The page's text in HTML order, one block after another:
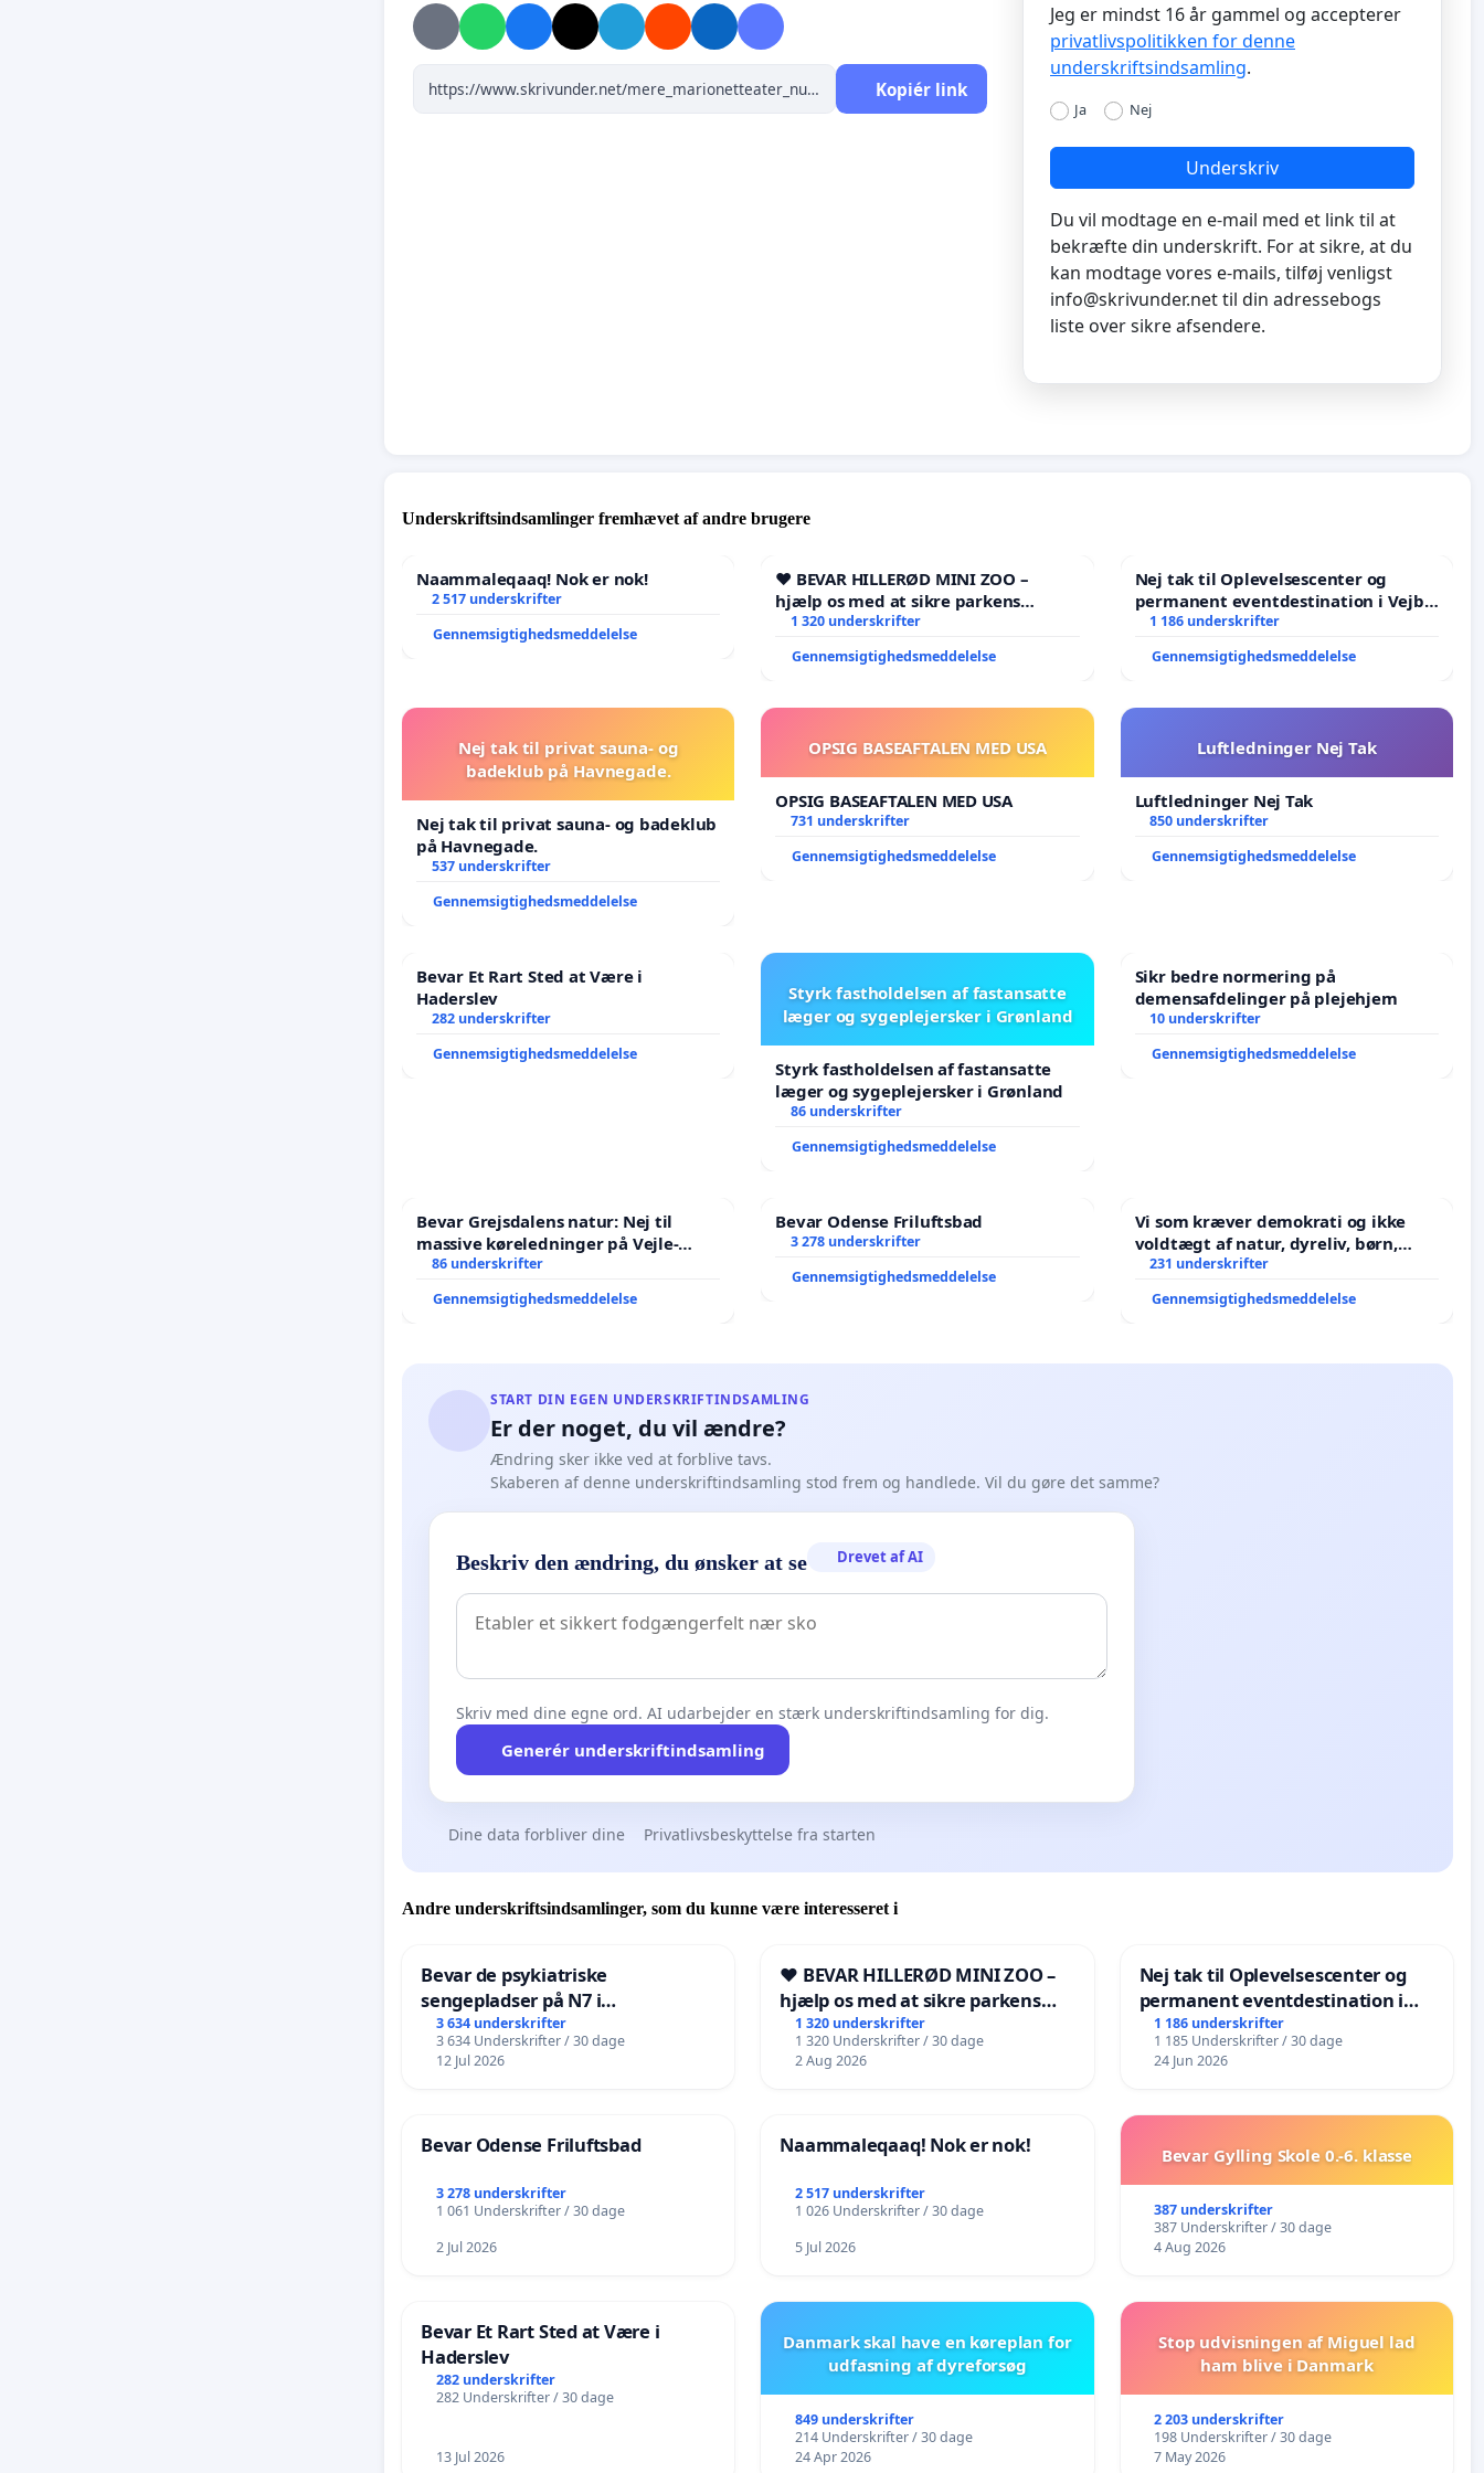
Skriv under her for mere Marionet Teater: Nu!
På forhånd tak for hjælpen.
Kopiér link
Jeg er mindst 16 år gammel og accepterer
privatlivspolitikken for denne
underskriftsindsamling.
Ja Nej
Underskriv
Du vil modtage en e-mail med et link til at
bekræfte din underskrift. For at sikre, at du
kan modtage vores e-mails, tilføj venligst
info@skrivunder.nettil din adressebogs
liste over sikre afsendere.
Underskriftsindsamlinger fremhævet af andre brugere
Naammaleqaaq! Nok er nok!
2 517 underskrifter
Gennemsigtighedsmeddelelse
❤️ BEVAR HILLERØD MINI ZOO –
hjælp os med at sikre parkens
fremtid ❤️
1 320 underskrifter
Gennemsigtighedsmeddelelse
Nej tak til Oplevelsescenter og
permanent eventdestination i Vejby
- Ja tak til et levende lokalområde i
1 186 underskrifter
Gennemsigtighedsmeddelelse
Nej tak til privat sauna- og
badeklub på Havnegade.
Nej tak til privat sauna- og badeklub
på Havnegade.
537 underskrifter
Gennemsigtighedsmeddelelse
OPSIG BASEAFTALEN MED USA
OPSIG BASEAFTALEN MED USA
731 underskrifter
Gennemsigtighedsmeddelelse
Luftledninger Nej Tak
Luftledninger Nej Tak
850 underskrifter
Gennemsigtighedsmeddelelse
Bevar Et Rart Sted at Være i
Haderslev
282 underskrifter
Gennemsigtighedsmeddelelse
Styrk fastholdelsen af fastansatte
læger og sygeplejersker i Grønland
Styrk fastholdelsen af fastansatte
læger og sygeplejersker i Grønland
86 underskrifter
Gennemsigtighedsmeddelelse
Sikr bedre normering på
demensafdelinger på plejehjem
10 underskrifter
Gennemsigtighedsmeddelelse
Bevar Grejsdalens natur: Nej til
massive køreledninger på Vejle-
Struer-banen
86 underskrifter
Gennemsigtighedsmeddelelse
Bevar Odense Friluftsbad
3 278 underskrifter
Gennemsigtighedsmeddelelse
Vi som kræver demokrati og ikke
voldtægt af natur, dyreliv, børn,
unge Borgene har sagt NEJ i mange
231 underskrifter
Gennemsigtighedsmeddelelse
START DIN EGEN UNDERSKRIFTINDSAMLING
Er der noget, du vil ændre?
Ændring sker ikke ved at forblive tavs.
Skaberen af denne underskriftindsamling stod frem og handlede. Vil du gøre det samme?
Beskriv den ændring, du ønsker at se Drevet af AI
Skriv med dine egne ord. AI udarbejder en stærk underskriftindsamling for dig.
Generér underskriftindsamling
Dine data forbliver dine Privatlivsbeskyttelse fra starten
Andre underskriftsindsamlinger, som du kunne være interesseret i
Bevar de psykiatriske
sengepladser på N7 i
Frederikshavn
3 634 underskrifter
3 634 Underskrifter / 30 dage
12 Jul 2026
❤️ BEVAR HILLERØD MINI ZOO –
hjælp os med at sikre parkens
fremtid ❤️
1 320 underskrifter
1 320 Underskrifter / 30 dage
2 Aug 2026
Nej tak til Oplevelsescenter og
permanent eventdestination i
Vejby - Ja tak til et levende
lokalområde i balance
1 186 underskrifter
1 185 Underskrifter / 30 dage
24 Jun 2026
Bevar Odense Friluftsbad
3 278 underskrifter
1 061 Underskrifter / 30 dage
2 Jul 2026
Naammaleqaaq! Nok er nok!
2 517 underskrifter
1 026 Underskrifter / 30 dage
5 Jul 2026
Bevar Gylling Skole 0.-6. klasse
387 underskrifter
387 Underskrifter / 30 dage
4 Aug 2026
Bevar Et Rart Sted at Være i
Haderslev
282 underskrifter
282 Underskrifter / 30 dage
13 Jul 2026
Danmark skal have en køreplan for
udfasning af dyreforsøg
849 underskrifter
214 Underskrifter / 30 dage
24 Apr 2026
Stop udvisningen af Miguel lad
ham blive i Danmark
2 203 underskrifter
198 Underskrifter / 30 dage
7 May 2026